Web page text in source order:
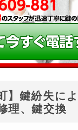
】鍵紛失に
理、鍵交換